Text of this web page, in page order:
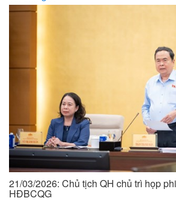
21/03/2026: Chủ tịch QH chủ trì họp
HĐBCQG